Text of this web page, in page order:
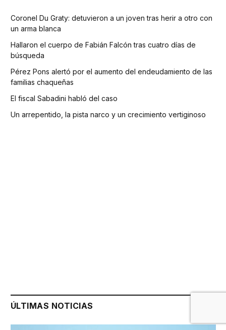
Coronel Du Graty: detuvieron a un joven tras herir a otro con
un arma blanca
Hallaron el cuerpo de Fabián Falcón tras cuatro días de
búsqueda
Pérez Pons alertó por el aumento del endeudamiento de las
familias chaqueñas
El fiscal Sabadini habló del caso
Un arrepentido, la pista narco y un crecimiento vertiginoso
ÚLTIMAS NOTICIAS